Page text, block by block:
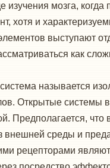
мозга, когда
хотя и
выступают
как
называется
Открытые системы
Предполагается, что
внешней среды и
рецепторами